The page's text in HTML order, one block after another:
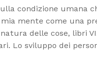
condizione umana
mente come una
delle cose, libri
Lo sviluppo dei